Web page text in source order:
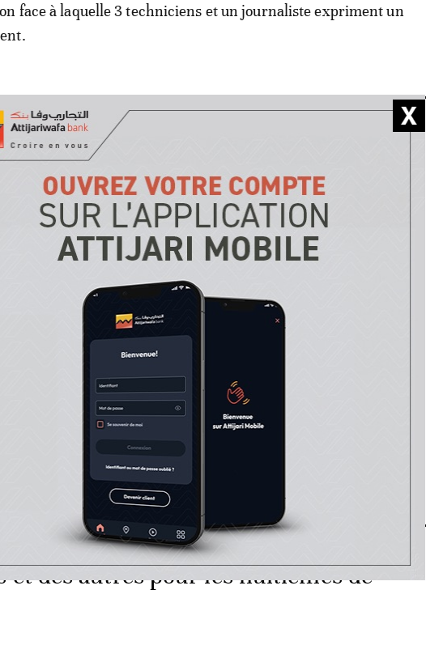
face à laquelle 3 techniciens et un journaliste expriment un
au Cameroun: voici la composition
de la compétition
Directeur technique national, qui connaît parfaitement le
avoir entraîné pendant 12 ans dans ce pays, reconnaît que
facile face aux différents adversaires de la Mauritanie.
idée de ce qu’il faut faire pour «déstabiliser» les «Aigles» de
groupe équilibré, avec 4 équipes solides, dont chacune a sa
entraîneur adjoint des U17, se montre très optimiste. Il estime
de l’aventure de la CAN Egypte 2019 devrait aider «Les
passer le CAP du premier tour, malgré un groupe «difficile».
après le tirage au sort, quelles sont
et des autres pour les huitièmes de